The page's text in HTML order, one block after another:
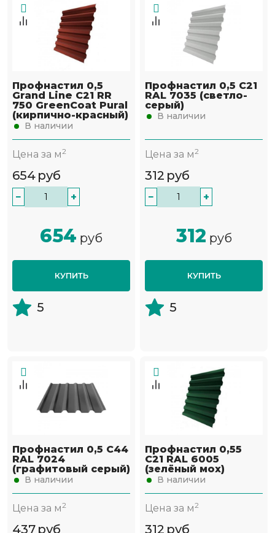
Профнастил 0,5
Grand Line С21 RR
750 GreenCoat Pural
(кирпично-красный)
В наличии
Цена за м2
654 руб
− +
654 руб
КУПИТЬ
5
Профнастил 0,5 С21
RAL 7035 (светло-
серый)
В наличии
Цена за м2
312 руб
− +
312 руб
КУПИТЬ
5
Профнастил 0,5 С44
RAL 7024
(графитовый серый)
В наличии
Цена за м2
437 руб
Профнастил 0,55
С21 RAL 6005
(зелёный мох)
В наличии
Цена за м2
312 руб